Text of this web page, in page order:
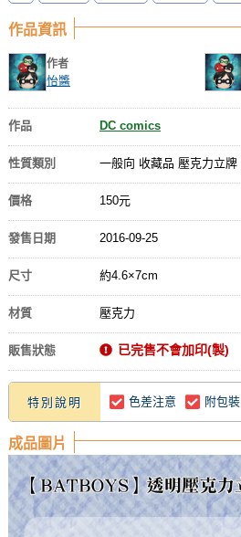
作品資訊
作者
怡醬
作品 DC comics
性質類別 一般向 收藏品 壓克力立牌
價格 150元
發售日期 2016-09-25
尺寸 約4.6×7cm
材質 壓克力
販售狀態 已完售不會加印(製)
特別說明 色差注意 附包裝
成品圖片